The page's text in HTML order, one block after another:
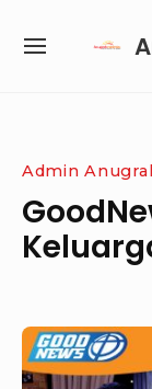
SITE
Admin